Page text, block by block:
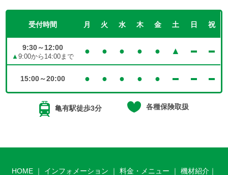
受付時間 月 火 水 木 金 土 日 祝
9:30～12:00
▲9:00から14:00まで
● ● ● ● ● ▲
15:00～20:00 ● ● ● ● ●
亀有駅徒歩3分 各種保険取扱
HOME ｜ インフォメーション ｜ 料金・メニュー ｜ 機材紹介 ｜